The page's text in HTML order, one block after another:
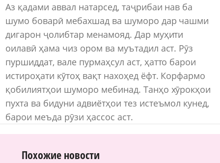
Аз қадами аввал натарсед, таҷрибаи нав ба
шумо боварӣ мебахшад ва шуморо дар чашми
дигарон ҷолибтар менамояд. Дар муҳити
оилавӣ ҳама чиз ором ва муътадил аст. Рӯз
пуршиддат, вале пурмаҳсул аст, ҳатто барои
истироҳати кӯтоҳ вақт нахоҳед ёфт. Корфармо
қобилиятҳои шуморо мебинад. Танҳо хӯрокҳои
пухта ва бидуни адвиётҳои тез истеъмол кунед,
барои меъда рӯзи ҳассос аст.
Похожие новости